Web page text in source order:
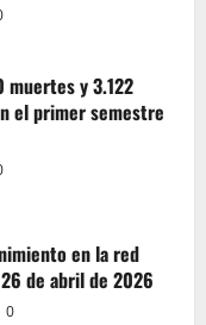
muertes y 3.122
el primer semestre
en la red
de abril de 2026
0